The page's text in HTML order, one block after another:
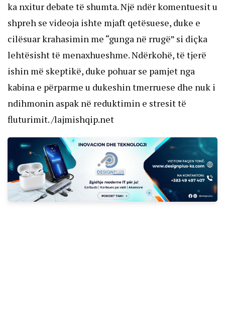
ka nxitur debate të shumta. Një ndër komentuesit u
shpreh se videoja ishte mjaft qetësuese, duke e
cilësuar krahasimin me “gunga në rrugë” si diçka
lehtësisht të menaxhueshme. Ndërkohë, të tjerë
ishin më skeptikë, duke pohuar se pamjet nga
kabina e përparme u dukeshin tmerruese dhe nuk i
ndihmonin aspak në reduktimin e stresit të
fluturimit. /lajmishqip.net